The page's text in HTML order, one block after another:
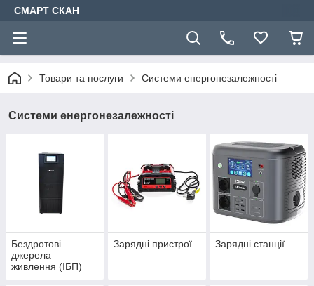
СМАРТ СКАН
Товари та послуги Системи енергонезалежності
Системи енергонезалежності
Бездротові
джерела
живлення (ІБП)
Зарядні пристрої Зарядні станції